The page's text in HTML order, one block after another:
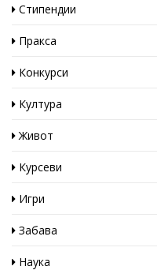
Стипендии
Пракса
Конкурси
Култура
Живот
Курсеви
Игри
Забава
Наука